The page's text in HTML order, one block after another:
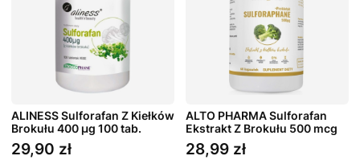
ALINESS Sulforafan Z Kiełków
Brokułu 400 µg 100 tab.
Cena
29,90 zł
ALTO PHARMA Sulforafan
Ekstrakt Z Brokułu 500 mcg
60 kaps.
Cena
28,99 zł